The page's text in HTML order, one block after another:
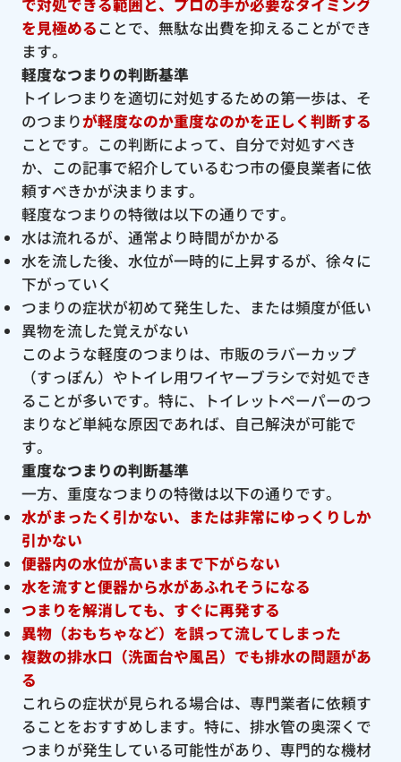
を見極めることで、無駄な出費を抑えることができ
ます。
軽度なつまりの判断基準
トイレつまりを適切に対処するための第一歩は、そ
のつまりが軽度なのか重度なのかを正しく判断する
ことです。この判断によって、自分で対処すべき
か、この記事で紹介しているむつ市の優良業者に依
頼すべきかが決まります。
軽度なつまりの特徴は以下の通りです。
水は流れるが、通常より時間がかかる
水を流した後、水位が一時的に上昇するが、徐々に
下がっていく
つまりの症状が初めて発生した、または頻度が低い
異物を流した覚えがない
このような軽度のつまりは、市販のラバーカップ
（すっぽん）やトイレ用ワイヤーブラシで対処でき
ることが多いです。特に、トイレットペーパーのつ
まりなど単純な原因であれば、自己解決が可能で
す。
重度なつまりの判断基準
一方、重度なつまりの特徴は以下の通りです。
水がまったく引かない、または非常にゆっくりしか
引かない
便器内の水位が高いままで下がらない
水を流すと便器から水があふれそうになる
つまりを解消しても、すぐに再発する
異物（おもちゃなど）を誤って流してしまった
複数の排水口（洗面台や風呂）でも排水の問題があ
る
これらの症状が見られる場合は、専門業者に依頼す
ることをおすすめします。特に、排水管の奥深くで
つまりが発生している可能性があり、専門的な機材